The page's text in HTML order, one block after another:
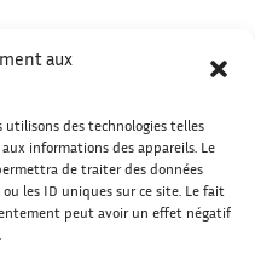
aux
utilisons des technologies telles
informations des appareils. Le
de traiter des données
les ID uniques sur ce site. Le fait
peut avoir un effet négatif